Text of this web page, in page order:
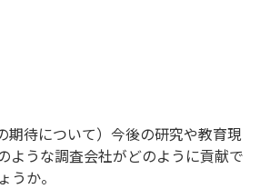
期待について）今後の研究や教育現
ような調査会社がどのように貢献で
うか。